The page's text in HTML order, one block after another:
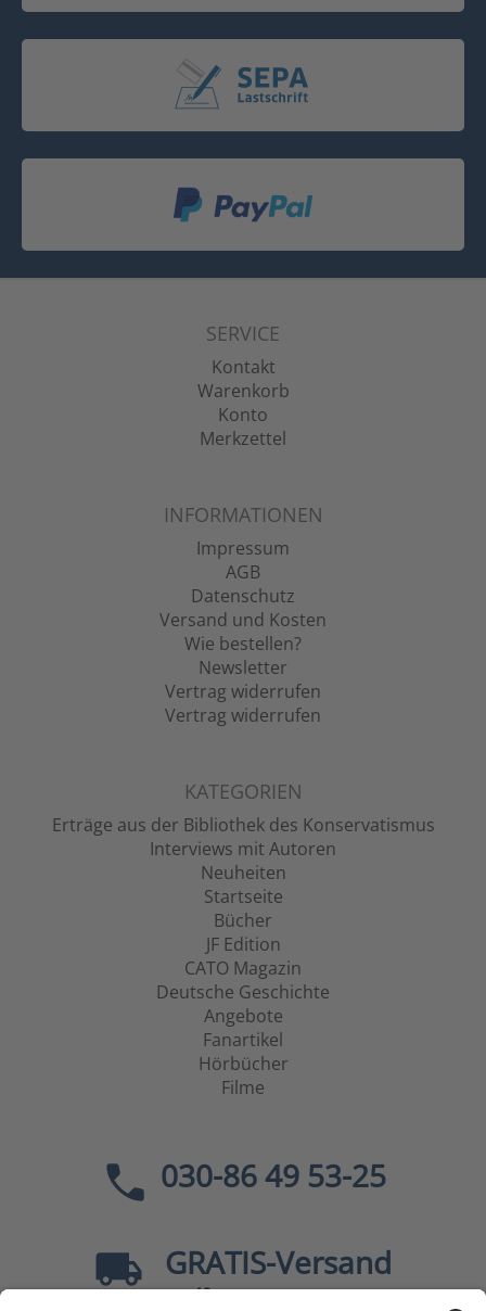
SERVICE
Kontakt
Warenkorb
Konto
Merkzettel
INFORMATIONEN
Impressum
AGB
Datenschutz
Versand und Kosten
Wie bestellen?
Newsletter
Vertrag widerrufen
Vertrag widerrufen
KATEGORIEN
Erträge aus der Bibliothek des Konservatismus
Interviews mit Autoren
Neuheiten
Startseite
Bücher
JF Edition
CATO Magazin
Deutsche Geschichte
Angebote
Fanartikel
Hörbücher
Filme
030-86 49 53-25
GRATIS-Versand
40